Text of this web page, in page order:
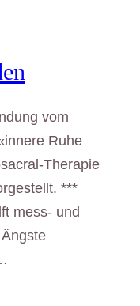
vom
Ruhe
Therapie
***
mess- und